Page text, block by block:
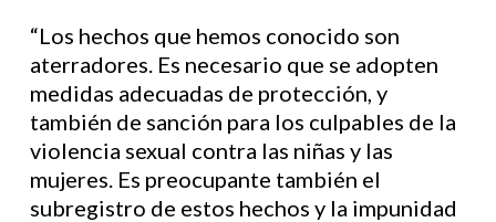
“Los hechos que hemos conocido son
aterradores. Es necesario que se adopten
medidas adecuadas de protección, y
también de sanción para los culpables de la
violencia sexual contra las niñas y las
mujeres. Es preocupante también el
subregistro de estos hechos y la impunidad